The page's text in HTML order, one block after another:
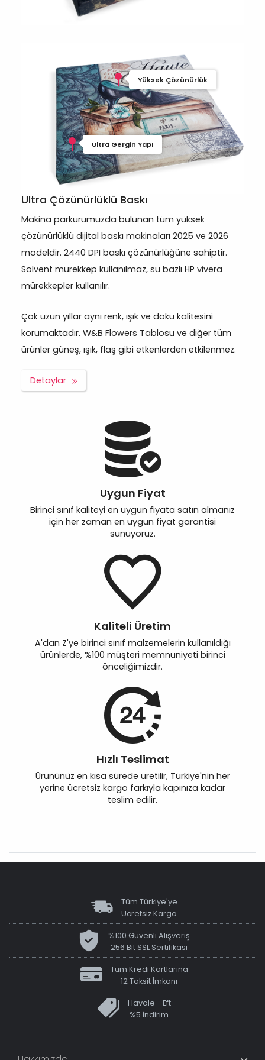
Yüksek Çözünürlük
Ultra Gergin Yapı
Ultra Çözünürlüklü Baskı
Makina parkurumuzda bulunan tüm yüksek
çözünürlüklü dijital baskı makinaları 2025 ve 2026
modeldir. 2440 DPI baskı çözünürlüğüne sahiptir.
Solvent mürekkep kullanılmaz, su bazlı HP vivera
mürekkepler kullanılır.
Çok uzun yıllar aynı renk, ışık ve doku kalitesini
korumaktadır. W&B Flowers Tablosu ve diğer tüm
ürünler güneş, ışık, flaş gibi etkenlerden etkilenmez.
Detaylar
Uygun Fiyat
Birinci sınıf kaliteyi en uygun fiyata satın almanız
için her zaman en uygun fiyat garantisi
sunuyoruz.
Kaliteli Üretim
A'dan Z'ye birinci sınıf malzemelerin kullanıldığı
ürünlerde, %100 müşteri memnuniyeti birinci
önceliğimizdir.
Hızlı Teslimat
Ürününüz en kısa sürede üretilir, Türkiye'nin her
yerine ücretsiz kargo farkıyla kapınıza kadar
teslim edilir.
Tüm Türkiye'ye
Ücretsiz Kargo
%100 Güvenli Alışveriş
256 Bit SSL Sertifikası
Tüm Kredi Kartlarına
12 Taksit İmkanı
Havale - Eft
%5 İndirim